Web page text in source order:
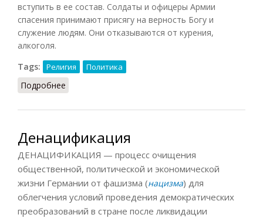
вступить в ее состав. Солдаты и офицеры Армии
спасения принимают присягу на верность Богу и
служение людям. Они отказываются от курения,
алкоголя.
Tags:
Религия Политика
Подробнее
Денацификация
ДЕНАЦИФИКАЦИЯ — процесс очищения
общественной, политической и экономической
жизни Германии от фашизма (нацизма) для
облегчения условий проведения демократических
преобразований в стране после ликвидации